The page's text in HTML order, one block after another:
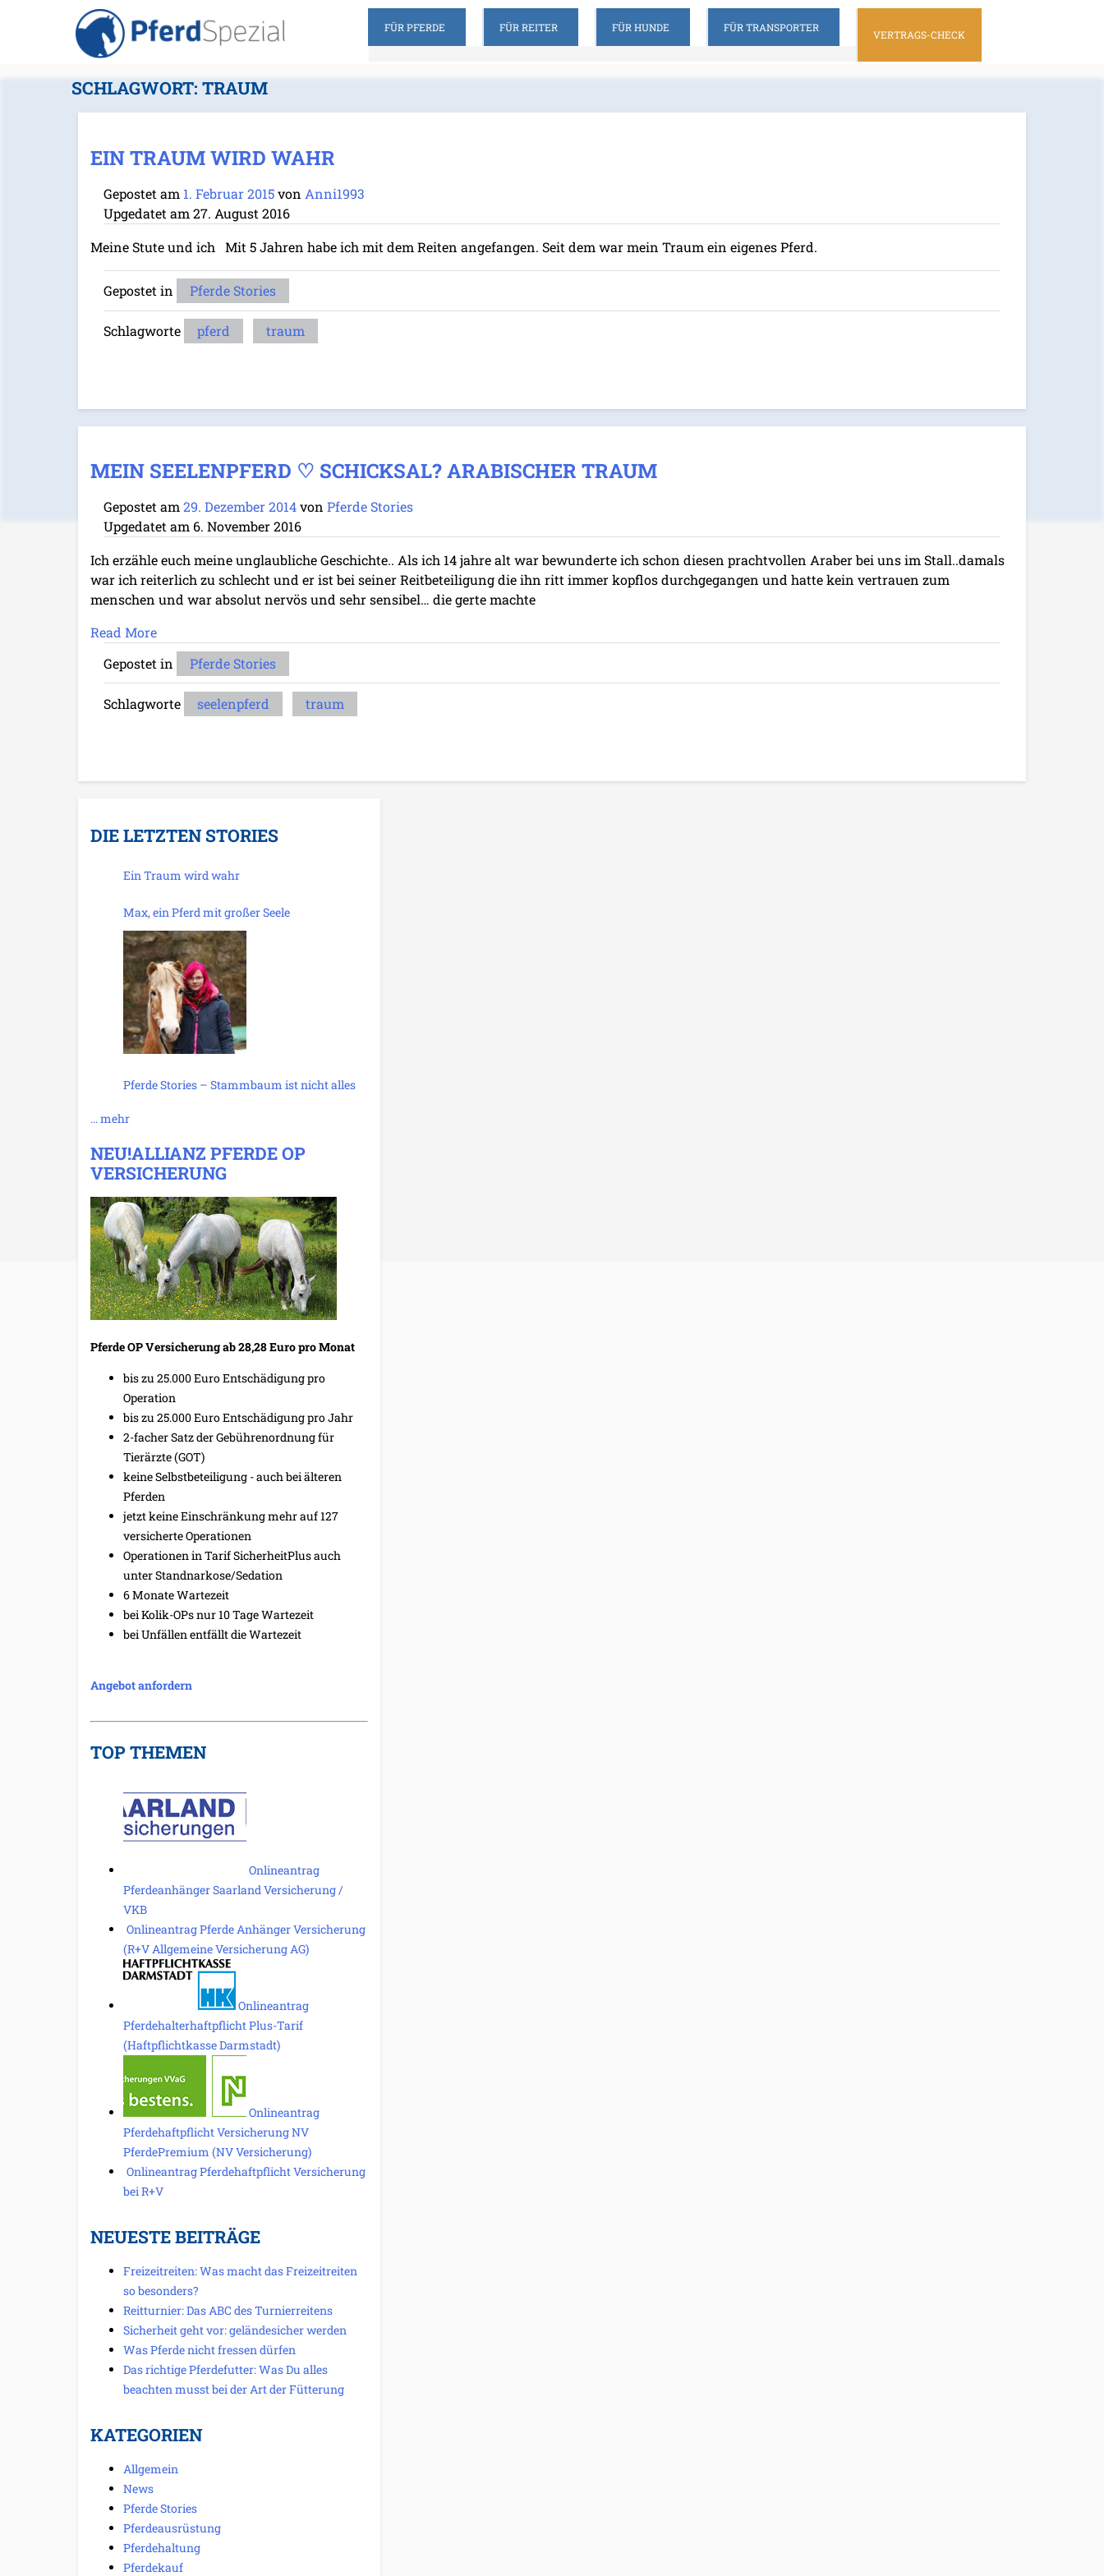
FÜR PFERDE FÜR REITER FÜR HUNDE FÜR TRANSPORTER
VERTRAGS-CHECK
SCHLAGWORT: TRAUM
EIN TRAUM WIRD WAHR
Gepostet am 1. Februar 2015von Anni1993
Upgedatet am 27. August 2016
Meine Stute und ich Mit 5 Jahren habe ich mit dem Reiten angefangen. Seit dem war mein Traum ein eigenes Pferd.
Gepostet in Pferde Stories
Schlagworte pferd traum
MEIN SEELENPFERD ♡ SCHICKSAL? ARABISCHER TRAUM
Gepostet am29. Dezember 2014von Pferde Stories
Upgedatet am 6. November 2016
Ich erzähle euch meine unglaubliche Geschichte.. Als ich 14 jahre alt war bewunderte ich schon diesen prachtvollen Araber bei uns im Stall..damals
war ich reiterlich zu schlecht und er ist bei seiner Reitbeteiligung die ihn ritt immer kopflos durchgegangen und hatte kein vertrauen zum
menschen und war absolut nervös und sehr sensibel… die gerte machte
Read More
Gepostet in
Pferde Stories
Schlagworte seelenpferd traum
DIE LETZTEN STORIES
Ein Traum wird wahr
Max, ein Pferd mit großer Seele
Pferde Stories – Stammbaum ist nicht alles
... mehr
NEU!ALLIANZ PFERDE OP
VERSICHERUNG
Pferde OP Versicherung ab 28,28 Euro pro Monat
bis zu 25.000 Euro Entschädigung pro
Operation
bis zu 25.000 Euro Entschädigung pro Jahr
2-facher Satz der Gebührenordnung für
Tierärzte (GOT)
keine Selbstbeteiligung - auch bei älteren
Pferden
jetzt keine Einschränkung mehr auf 127
versicherte Operationen
Operationen in Tarif SicherheitPlus auch
unter Standnarkose/Sedation
6 Monate Wartezeit
bei Kolik-OPs nur 10 Tage Wartezeit
bei Unfällen entfällt die Wartezeit
Angebot anfordern
TOP THEMEN
Onlineantrag
Pferdeanhänger Saarland Versicherung /
VKB
Onlineantrag Pferde Anhänger Versicherung
(R+V Allgemeine Versicherung AG)
Onlineantrag
Pferdehalterhaftpflicht Plus-Tarif
(Haftpflichtkasse Darmstadt)
Onlineantrag
Pferdehaftpflicht Versicherung NV
PferdePremium (NV Versicherung)
Onlineantrag Pferdehaftpflicht Versicherung
bei R+V
NEUESTE BEITRÄGE
Freizeitreiten: Was macht das Freizeitreiten
so besonders?
Reitturnier: Das ABC des Turnierreitens
Sicherheit geht vor: geländesicher werden
Was Pferde nicht fressen dürfen
Das richtige Pferdefutter: Was Du alles
beachten musst bei der Art der Fütterung
KATEGORIEN
Allgemein
News
Pferde Stories
Pferdeausrüstung
Pferdehaltung
Pferdekauf